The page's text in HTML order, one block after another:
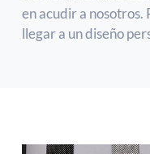
en acudir a
llegar a un diseño